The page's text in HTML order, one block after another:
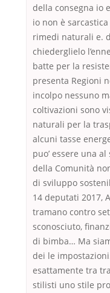
della consegna io
io non è
rimedi naturali e.
chiederglielo
batte per la
presenta Regioni
incolpo nessuno
coltivazioni sono
naturali per la
alcuni tasse
puo’ essere una
della Comunità
di sviluppo
14 deputati 2017,
tramano contro
sconosciuto,
di bimba… Ma
dei le
esattamente tra
stilisti uno stile